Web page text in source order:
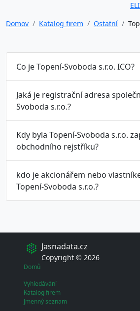
Domov
Katalog firem Ostatní
Co je Topení-Svoboda s.r.o. ICO?
Jaká je registrační adresa
Svoboda s.r.o.?
Kdy byla Topení-Svoboda s.r.o.
obchodního rejstříku?
kdo je akcionářem nebo
Topení-Svoboda s.r.o.?
Jasnadata.cz
Copyright © 2026
Domů
Vyhledávání
Katalog firem
Jmenný seznam